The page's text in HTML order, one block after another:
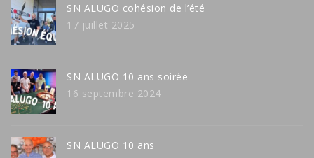
SN ALUGO cohésion de l’été
17 juillet 2025
SN ALUGO 10 ans soirée
16 septembre 2024
SN ALUGO 10 ans